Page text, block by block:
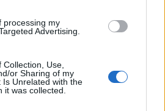
processing my
Advertising.
Use,
or Sharing of my
Is Unrelated with the
it was collected.
og om, hvorfor kreativitet,
trivsel hænger tæt sammen.
Kasper Thomsen, tager
i historien og fortæller om en
på vej i Hjørring